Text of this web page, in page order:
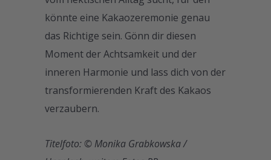
könnte eine Kakaozeremonie genau
das Richtige sein. Gönn dir diesen
Moment der Achtsamkeit und der
inneren Harmonie und lass dich von der
transformierenden Kraft des Kakaos
verzaubern.
Titelfoto: © Monika Grabkowska /